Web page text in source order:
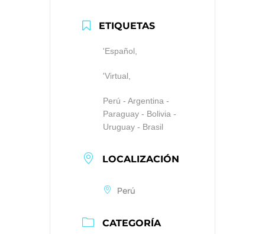
ETIQUETAS
'Español,
'Virtual,
Perú - Argentina -
Paraguay - Bolivia -
Uruguay - Brasil
LOCALIZACIÓN
Perú
CATEGORÍA